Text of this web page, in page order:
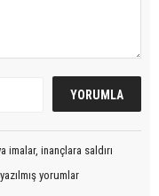
inançlara saldırı
yorumlar